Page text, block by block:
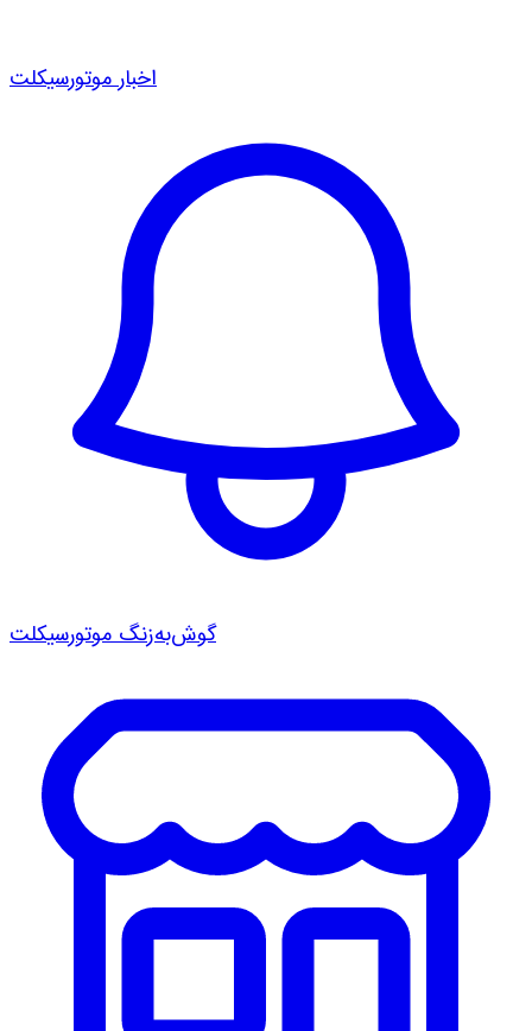
اخبار موتورسیکلت
گوش‌به‌زنگ موتورسیکلت